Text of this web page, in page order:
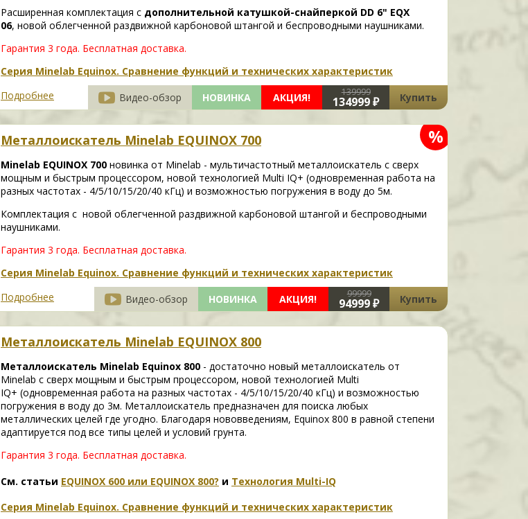
Расширенная комплектация с дополнительной катушкой-снайперкой DD 6" EQX
06, новой облегченной раздвижной карбоновой штангой и беспроводными наушниками.
Гарантия 3 года. Бесплатная доставка.
Серия Minelab Equinox. Сравнение функций и технических характеристик
Подробнее
Видео-обзор НОВИНКА АКЦИЯ! 139999
134999 ₽ Купить
%
Металлоискатель Minelab EQUINOX 700
Minelab EQUINOX 700 новинка от Minelab - мультичастотный металлоискатель с сверх
мощным и быстрым процессором, новой технологией Multi IQ+ (одновременная работа на
разных частотах - 4/5/10/15/20/40 кГц) и возможностью погружения в воду до 5м.
Комплектация с новой облегченной раздвижной карбоновой штангой и беспроводными
наушниками.
Гарантия 3 года. Бесплатная доставка.
Серия Minelab Equinox. Сравнение функций и технических характеристик
Подробнее
Видео-обзор НОВИНКА АКЦИЯ! 99999
94999 ₽ Купить
Металлоискатель Minelab EQUINOX 800
Металлоискатель Minelab Equinox 800 - достаточно новый металлоискатель от
Minelab с сверх мощным и быстрым процессором, новой технологией Multi
IQ+ (одновременная работа на разных частотах - 4/5/10/15/20/40 кГц) и возможностью
погружения в воду до 3м. Металлоискатель предназначен для поиска любых
металлических целей где угодно. Благодаря нововведениям, Equinox 800 в равной степени
адаптируется под все типы целей и условий грунта.
Гарантия 3 года. Бесплатная доставка.
См. статьи EQUINOX 600 или EQUINOX 800? и Технология Multi-IQ
Серия Minelab Equinox. Сравнение функций и технических характеристик